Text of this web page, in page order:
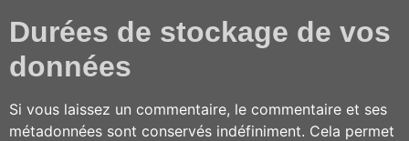
Durées de stockage de vos
données
Si vous laissez un commentaire, le commentaire et ses
métadonnées sont conservés indéfiniment. Cela permet